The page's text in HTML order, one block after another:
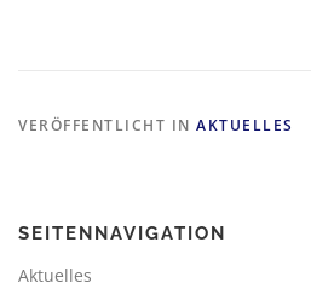
VERÖFFENTLICHT IN AKTUELLES
SEITENNAVIGATION
Aktuelles